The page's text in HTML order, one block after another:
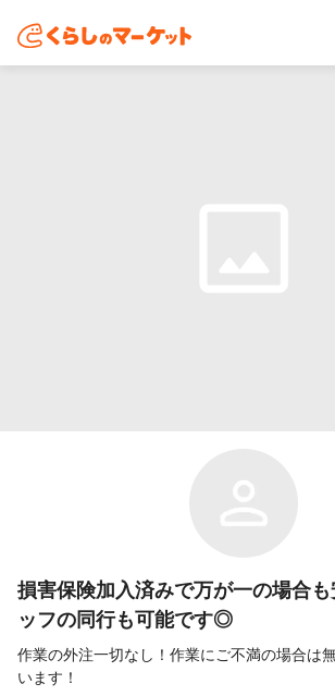
損害保険加入済みで万が一の場合
ッフの同行も可能です◎
作業の外注一切なし！作業にご不満の場合は
います！